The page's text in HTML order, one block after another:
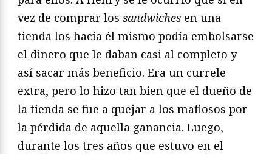
vez de comprar los sandwiches en una
tienda los hacía él mismo podía embolsarse
el dinero que le daban casi al completo y
así sacar más beneficio. Era un currele
extra, pero lo hizo tan bien que el dueño de
la tienda se fue a quejar a los mafiosos por
la pérdida de aquella ganancia. Luego,
durante los tres años que estuvo en el